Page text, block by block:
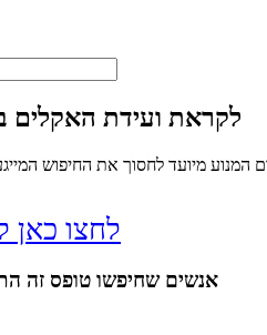
לקראת ועידת האקלים
אחד בחיי היום יום המנוע מיועד לחסוך את
לחצו כאן
אנשים שחיפשו טופס זה